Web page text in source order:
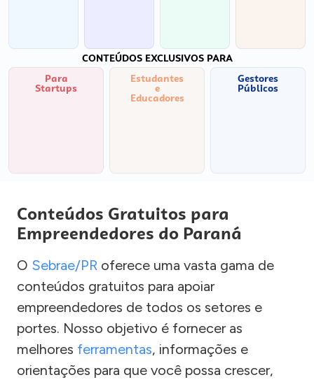
CONTEÚDOS EXCLUSIVOS PARA
Para
Startups
Estudantes
e
Educadores
Gestores
Públicos
Conteúdos Gratuitos para
Empreendedores do Paraná
O Sebrae/PR oferece uma vasta gama de
conteúdos gratuitos para apoiar
empreendedores de todos os setores e
portes. Nosso objetivo é fornecer as
melhores ferramentas, informações e
orientações para que você possa crescer,